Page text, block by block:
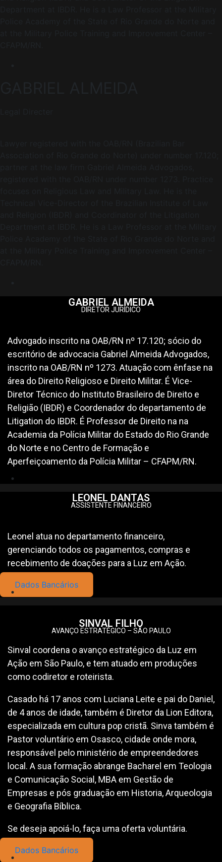
GABRIEL ALMEIDA
DIRETOR JURÍDICO
Advogado inscrito na OAB/RN nº 17.120; sócio do
escritório de advocacia Gabriel Almeida Advogados,
inscrito na OAB/RN nº 1273. Atuação com ênfase na
área do Direito Religioso e Direito Militar. É Vice-
Diretor Técnico do Instituto Brasileiro de Direito e
Religião (IBDR) e Coordenador do departamento de
Litigation do IBDR. É Professor de Direito na na
Academia da Polícia Militar do Estado do Rio Grande
do Norte e no Centro de Formação e
Aperfeiçoamento da Polícia Militar – CFAPM/RN.
LEONEL DANTAS
ASSISTENTE FINANCEIRO
Leonel atua no departamento financeiro,
gerenciando todos os pagamentos, compras e
recebimento de doações para a Luz em Ação.
Dados Bancários
SINVAL FILHO
AVANÇO ESTRATÉGICO – SÃO PAULO
Sinval coordena o avanço estratégico da Luz em
Ação em São Paulo, e tem atuado em produções
como codiretor e roteirista.
Casado há 17 anos com Luciana Leite e pai do Daniel,
de 4 anos de idade, também é Diretor da Lion Editora,
especializada em cultura pop cristã. Sinva também é
Pastor voluntário em Osasco, cidade onde mora,
responsável pelo ministério de empreendedores
local. A sua formação abrange Bacharel em Teologia
e Comunicação Social, MBA em Gestão de
Empresas e pós graduação em Historia, Arqueologia
e Geografia Bíblica.
Se deseja apoiá-lo, faça uma oferta voluntária.
Dados Bancários